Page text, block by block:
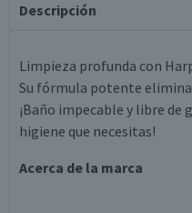
Descripción
Limpieza profunda con
Su fórmula potente
¡Baño impecable y libre de
higiene que necesitas!
Acerca de la marca